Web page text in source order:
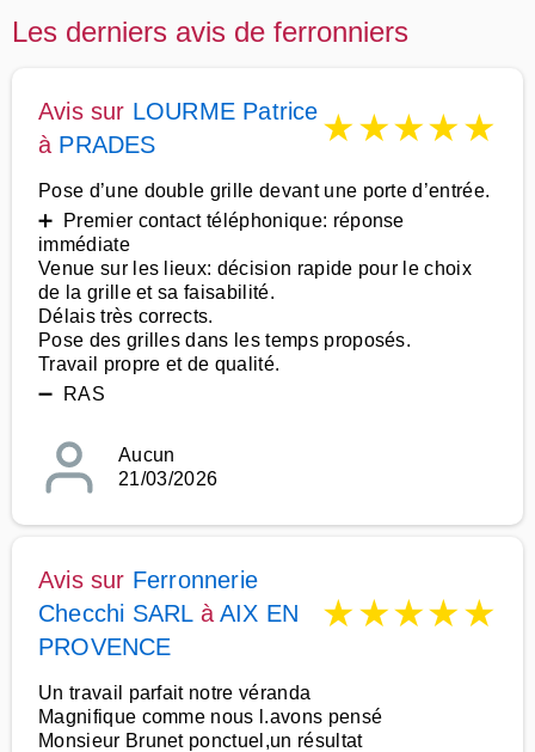
Les derniers avis de ferronniers
Avis sur LOURME Patrice
à PRADES ★★★★★
Pose d’une double grille devant une porte d’entrée.
➕ Premier contact téléphonique: réponse
immédiate
Venue sur les lieux: décision rapide pour le choix
de la grille et sa faisabilité.
Délais très corrects.
Pose des grilles dans les temps proposés.
Travail propre et de qualité.
➖ RAS
Aucun
21/03/2026
Avis sur Ferronnerie
Checchi SARLàAIX EN
PROVENCE
★★★★★
Un travail parfait notre véranda
Magnifique comme nous l.avons pensé
Monsieur Brunet ponctuel,un résultat